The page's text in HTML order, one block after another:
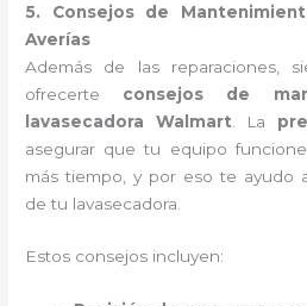
5. Consejos de
Averías
Además de las reparaciones,
ofrecerte consejos de
lavasecadora Walmart . La
asegurar que tu equipo
más tiempo, y por eso te ayudo
de tu lavasecadora.
Estos consejos incluyen: